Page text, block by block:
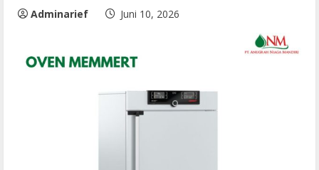
Adminarief Juni 10, 2026